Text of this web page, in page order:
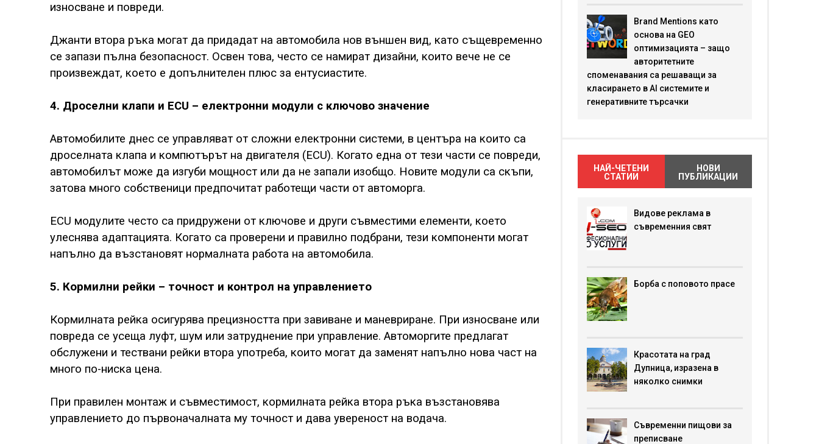
износване и повреди.
Джанти втора ръка могат да придадат на автомобила нов външен вид, като същевременно
се запази пълна безопасност. Освен това, често се намират дизайни, които вече не се
произвеждат, което е допълнителен плюс за ентусиастите.
4. Дроселни клапи и ECU – електронни модули с ключово значение
Автомобилите днес се управляват от сложни електронни системи, в центъра на които са
дроселната клапа и компютърът на двигателя (ECU). Когато една от тези части се повреди,
автомобилът може да изгуби мощност или да не запали изобщо. Новите модули са скъпи,
затова много собственици предпочитат работещи части от автоморга.
ECU модулите често са придружени от ключове и други съвместими елементи, което
улеснява адаптацията. Когато са проверени и правилно подбрани, тези компоненти могат
напълно да възстановят нормалната работа на автомобила.
5. Кормилни рейки – точност и контрол на управлението
Кормилната рейка осигурява прецизността при завиване и маневриране. При износване или
повреда се усеща луфт, шум или затруднение при управление. Автоморгите предлагат
обслужени и тествани рейки втора употреба, които могат да заменят напълно нова част на
много по-ниска цена.
При правилен монтаж и съвместимост, кормилната рейка втора ръка възстановява
управлението до първоначалната му точност и дава увереност на водача.
Brand Mentions като
основа на GEO
оптимизацията – защо
авторитетните
споменавания са решаващи за
класирането в AI системите и
генеративните търсачки
НАЙ-ЧЕТЕНИ
СТАТИИ
НОВИ
ПУБЛИКАЦИИ
Видове реклама в
съвременния свят
Борба с поповото прасе
Красотата на град
Дупница, изразена в
няколко снимки
Съвременни пищови за
преписване